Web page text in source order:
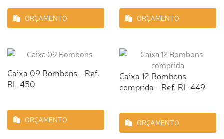
ORÇAMENTO ORÇAMENTO
Caixa 09 Bombons - Ref.
RL 450
ORÇAMENTO
Caixa 12 Bombons
comprida - Ref. RL 449
ORÇAMENTO